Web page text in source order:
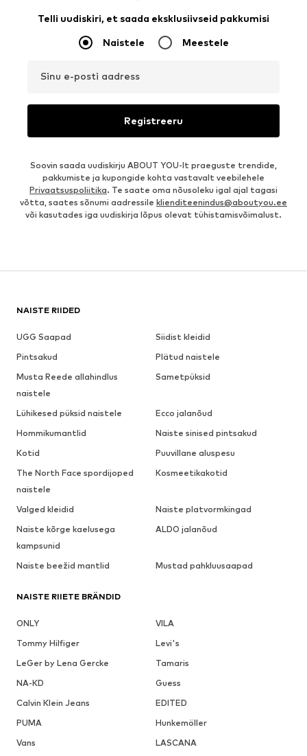
Telli uudiskiri, et saada eksklusiivseid pakkumisi
Naistele Meestele
Sinu e-posti aadress
Registreeru
Soovin saada uudiskirju ABOUT YOU-lt praeguste trendide,
pakkumiste ja kupongide kohta vastavalt veebilehele
Privaatsuspoliitika. Te saate oma nõusoleku igal ajal tagasi
võtta, saates sõnumi aadressile klienditeenindus@aboutyou.ee
või kasutades iga uudiskirja lõpus olevat tühistamisvõimalust.
NAISTE RIIDED
UGG Saapad
Siidist kleidid
Pintsakud
Plätud naistele
Musta Reede allahindlus
naistele
Sametpüksid
Lühikesed püksid naistele
Ecco jalanõud
Hommikumantlid
Naiste sinised pintsakud
Kotid
Puuvillane aluspesu
The North Face spordijoped
naistele
Kosmeetikakotid
Valged kleidid
Naiste platvormkingad
Naiste kõrge kaelusega
kampsunid
ALDO jalanõud
Naiste beežid mantlid Mustad pahkluusaapad
NAISTE RIIETE BRÄNDID
ONLY
VILA
Tommy Hilfiger
Levi's
LeGer by Lena Gercke
Tamaris
NA-KD
Guess
Calvin Klein Jeans
EDITED
PUMA
Hunkemöller
Vans
LASCANA